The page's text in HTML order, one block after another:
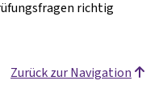
richtig
Zurück zur Navigation